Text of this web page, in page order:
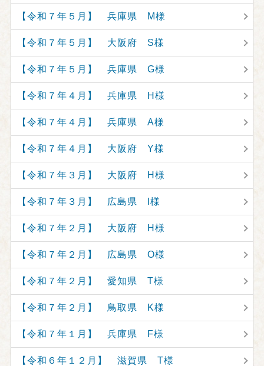
【令和７年５月】 兵庫県 M様
【令和７年５月】 大阪府 S様
【令和７年５月】 兵庫県 G様
【令和７年４月】 兵庫県 H様
【令和７年４月】 兵庫県 A様
【令和７年４月】 大阪府 Y様
【令和７年３月】 大阪府 H様
【令和７年３月】 広島県 I様
【令和７年２月】 大阪府 H様
【令和７年２月】 広島県 O様
【令和７年２月】 愛知県 T様
【令和７年２月】 鳥取県 K様
【令和７年１月】 兵庫県 F様
【令和６年１２月】 滋賀県 T様